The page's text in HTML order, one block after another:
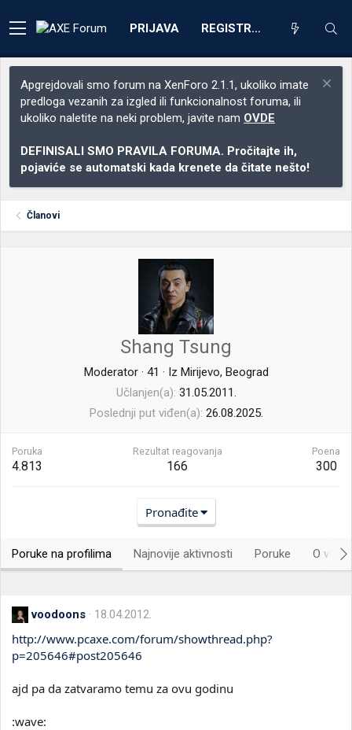
PRIJAVA REGISTRACIJA
Apgrejdovali smo forum na XenForo 2.1.1, ukoliko imate
predloga vezanih za izgled ili funkcionalnost foruma, ili
ukoliko naletite na neki problem, javite nam OVDE
DEFINISALI SMO PRAVILA FORUMA. Pročitajte ih,
pojaviće se automatski kada krenete da čitate nešto!
Članovi
Shang Tsung
Moderator · 41 · Iz Mirijevo, Beograd
Učlanjen(a) 31.05.2011.
Poslednji put viđen(a) 26.08.2025.
Poruka
4.813
Rezultat reagovanja
166
Poena
300
Pronađite
Poruke na profilima Najnovije aktivnosti Poruke O
voodoons 18.04.2012.
http://www.pcaxe.com/forum/showthread.php?
p=205646#post205646
ajd pa da zatvaramo temu za ovu godinu
:wave: